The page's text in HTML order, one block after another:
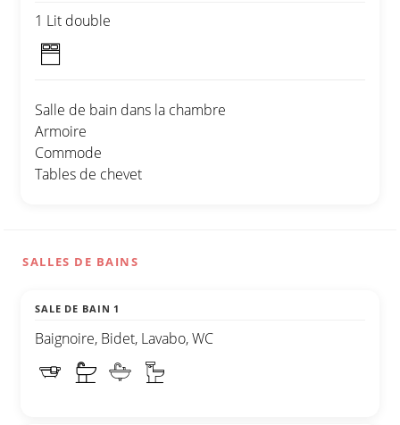
1 Lit double
Salle de bain dans la chambre
Armoire
Commode
Tables de chevet
SALLES DE BAINS
SALE DE BAIN 1
Baignoire, Bidet, Lavabo, WC